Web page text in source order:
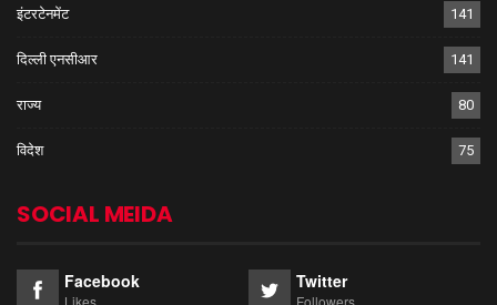
इंटरटेनमेंट 141
दिल्ली एनसीआर 141
राज्य 80
विदेश 75
SOCIAL MEIDA
Facebook Twitter